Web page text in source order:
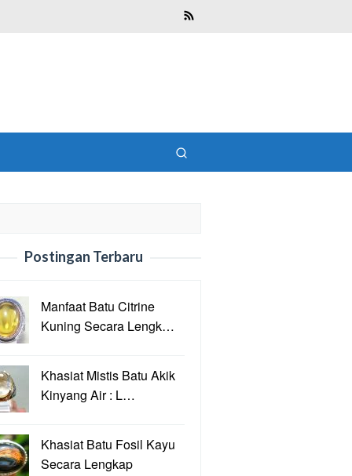
Postingan Terbaru
Manfaat Batu Citrine
Kuning Secara Lengk…
Khasiat Mistis Batu Akik
Kinyang Air : L…
Khasiat Batu Fosil Kayu
Secara Lengkap